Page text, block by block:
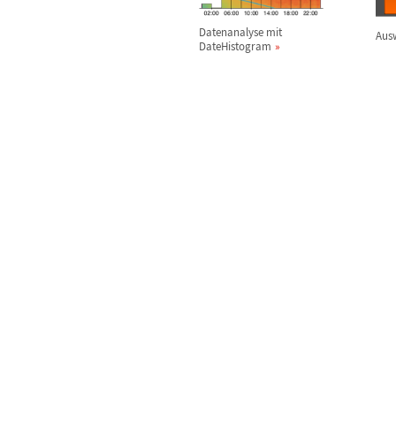
Datenanalyse mit
DateHistogram